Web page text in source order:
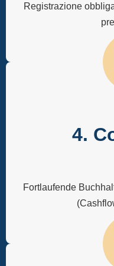
Registrazione
4.
Fortlaufende